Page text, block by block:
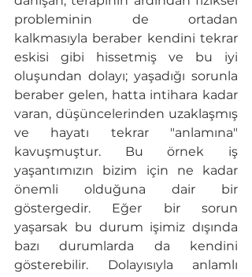
probleminin de ortadan
kalkmasıyla beraber kendini tekrar
eskisi gibi hissetmiş ve bu iyi
oluşundan dolayı; yaşadığı sorunla
beraber gelen, hatta intihara kadar
varan, düşüncelerinden uzaklaşmış
ve hayatı tekrar "anlamına"
kavuşmuştur. Bu örnek iş
yaşantımızın bizim için ne kadar
önemli olduğuna dair bir
göstergedir. Eğer bir sorun
yaşarsak bu durum işimiz dışında
bazı durumlarda da kendini
gösterebilir. Dolayısıyla anlamlı